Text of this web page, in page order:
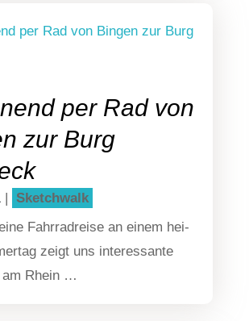
per Rad von
zur Burg
| Sketch­walk
Fahr­rad­rei­se an einem hei­
zeigt uns inter­es­san­te
am Rhein …